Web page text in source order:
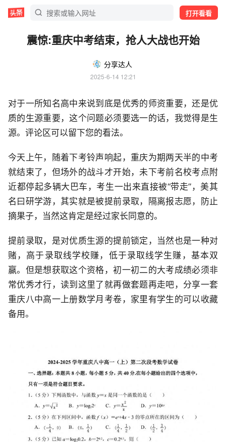
打开看看
震惊:重庆中考结束，抢人大战也开始
分享达人
2025-6-14 12:21
对于一所知名高中来说到底是优秀的师资重要，还是优
质的生源重要，这个问题必须要选一的话，我觉得是生
源。评论区可以留下您的看法。
今天上午，随着下考铃声响起，重庆为期两天半的中考
就结束了，但场外的战斗才开始，未下考前名校考点附
近都停起多辆大巴车，考生一出来直接被“带走”，美其
名曰研学游，其实就是被提前录取，隔离报志愿，防止
摘果子，当然这肯定是经过家长同意的。
提前录取，是对优质生源的提前锁定，当然也是一种对
赌，高于录取线学校赚，低于录取线学生赚，基本双
赢。但是想获取这个资格，初一初二的大考成绩必须非
常优秀才行，读到这里了就再做套题再走吧，分享一套
重庆八中高一上册数学月考卷，家里有学生的可以收藏
备用。